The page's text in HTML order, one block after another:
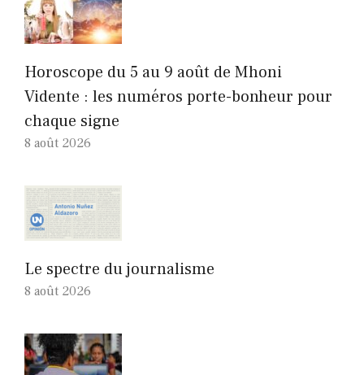
Horoscope du 5 au 9 août de Mhoni
Vidente : les numéros porte-bonheur pour
chaque signe
8 août 2026
Le spectre du journalisme
8 août 2026